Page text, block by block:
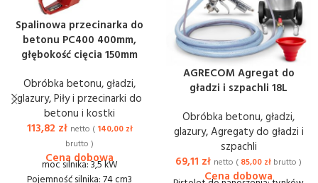
Spalinowa przecinarka do
betonu PC400 400mm,
głębokość cięcia 150mm
Obróbka betonu, gładzi,
glazury,Piły i przecinarki do
betonu i kostki
113,82 zł netto ( 140,00 zł
brutto )
moc silnika: 3,5 kW
Pojemność silnika: 74 cm3
AGRECOM Agregat do
gładzi i szpachli 18L
Obróbka betonu, gładzi,
glazury,Agregaty do gładzi i
szpachli
69,11 zł netto ( 85,00 zł brutto )